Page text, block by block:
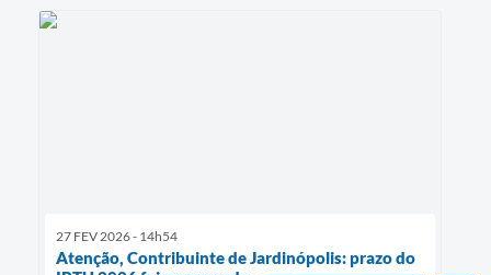
27 FEV 2026 - 14h54
Atenção, Contribuinte de Jardinópolis: prazo do